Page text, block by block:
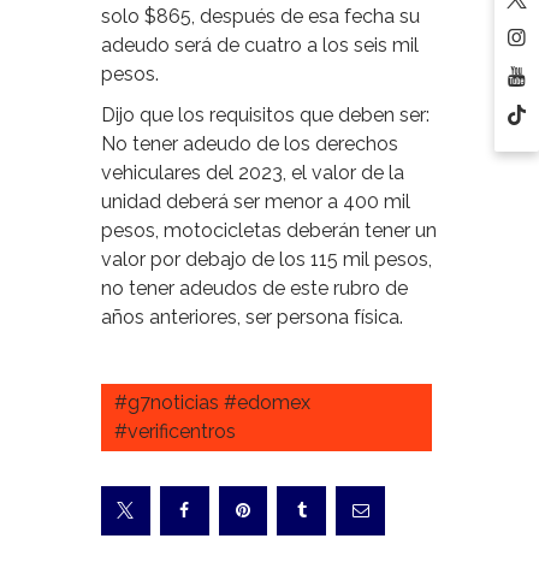
solo $865, después de esa fecha su
adeudo será de cuatro a los seis mil
pesos.
Dijo que los requisitos que deben ser:
No tener adeudo de los derechos
vehiculares del 2023, el valor de la
unidad deberá ser menor a 400 mil
pesos, motocicletas deberán tener un
valor por debajo de los 115 mil pesos,
no tener adeudos de este rubro de
años anteriores, ser persona física.
#g7noticias #edomex
#verificentros